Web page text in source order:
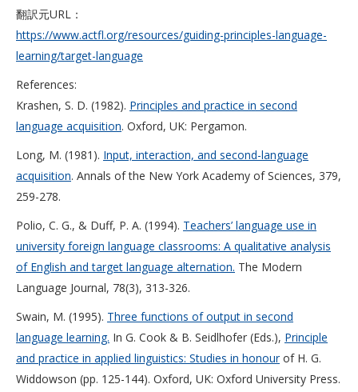
翻訳元URL：
https://www.actfl.org/resources/guiding-principles-language-
learning/target-language
References:
Krashen, S. D. (1982). Principles and practice in second
language acquisition. Oxford, UK: Pergamon.
Long, M. (1981). Input, interaction, and second-language
acquisition. Annals of the New York Academy of Sciences, 379,
259-278.
Polio, C. G., & Duff, P. A. (1994). Teachers’ language use in
university foreign language classrooms: A qualitative analysis
of English and target language alternation. The Modern
Language Journal, 78(3), 313-326.
Swain, M. (1995). Three functions of output in second
language learning. In G. Cook & B. Seidlhofer (Eds.), Principle
and practice in applied linguistics: Studies in honourof H. G.
Widdowson (pp. 125-144). Oxford, UK: Oxford University Press.